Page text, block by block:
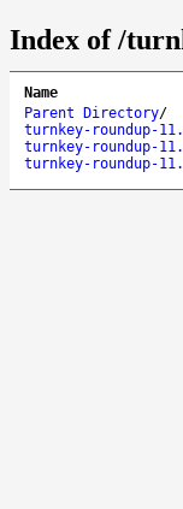
Index of /
Name
Parent Directory/
turnkey-roundup-
turnkey-roundup-
turnkey-roundup-